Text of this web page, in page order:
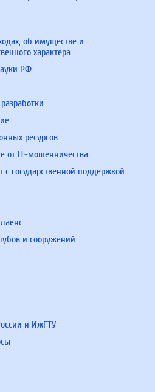
об имуществе и
характера
РФ
ресурсов
от IT-мошенничества
с государственной поддержкой
и сооружений
и ИжГТУ